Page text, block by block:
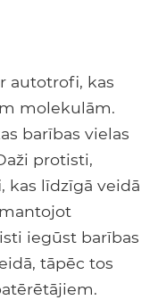
autotrofi, kas
molekulām.
barības vielas
protisti,
kas līdzīgā veidā
iegūst barības
tāpēc tos